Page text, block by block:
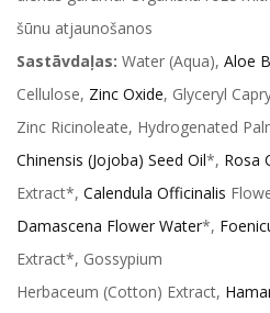
šūnu atjaunošanos
Sastāvdaļas: Water (Aqua), Aloe
Cellulose, Zinc Oxide, Glyceryl
Zinc Ricinoleate, Hydrogenated
Chinensis (Jojoba) Seed Oil*, Rosa
Extract*, Calendula Officinalis
Damascena Flower Water*,
Extract*, Gossypium
Herbaceum (Cotton) Extract,